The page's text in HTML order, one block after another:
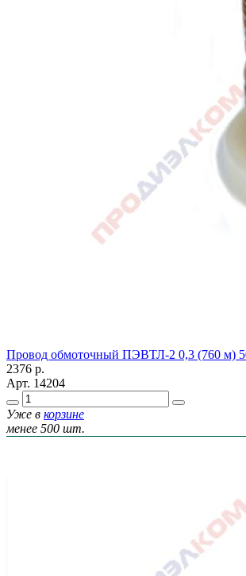
Провод обмоточный ПЭВТЛ-2 0,3 (760 м)
2376 р.
Арт. 14204
Уже в корзине
менее 500 шт.